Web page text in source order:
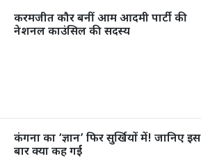
करमजीत कौर बनीं आम आदमी पार्टी की
नेशनल काउंसिल की सदस्य
कंगना का ‘ज्ञान’ फिर सुर्खियों में! जानिए इस
बार क्या कह गईं